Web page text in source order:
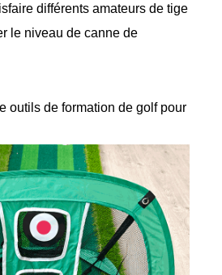
différents amateurs de tige
le niveau de canne de
outils de formation de golf pour